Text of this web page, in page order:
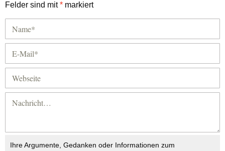
Felder sind mit* markiert
Ihre Argumente, Gedanken oder Informationen zum